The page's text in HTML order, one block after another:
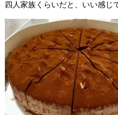
四人家族くらいだと、いい感じ